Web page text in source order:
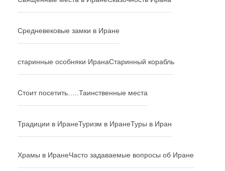
Средневековые замки в Иране
старинные особняки ИранаСтаринный корабль
Стоит посетить…..Таинственные места
Традиции в ИранеТуризм в ИранеТуры в Иран
Храмы в ИранеЧасто задаваемые вопросы об Иране